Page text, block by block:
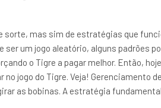
sorte, mas sim de estratégias que
um jogo aleatório, alguns padrões
o Tigre a pagar melhor. Então,
jogo do Tigre. Veja! Gerenciamento
as bobinas. A estratégia